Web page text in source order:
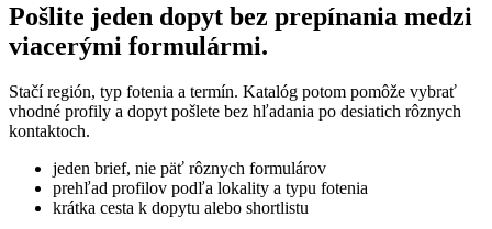
Pošlite jeden dopyt bez prepínania medzi
viacerými formulármi.
Stačí región, typ fotenia a termín. Katalóg potom pomôže vybrať
vhodné profily a dopyt pošlete bez hľadania po desiatich rôznych
kontaktoch.
jeden brief, nie päť rôznych formulárov
prehľad profilov podľa lokality a typu fotenia
krátka cesta k dopytu alebo shortlistu